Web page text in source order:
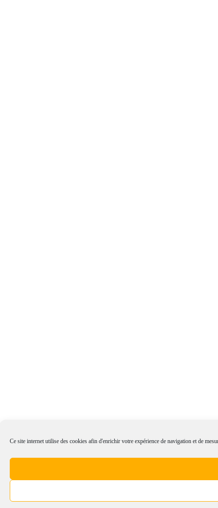
Ce site internet utilise des cookies afin d'enrichir votre expérience de navigation et de